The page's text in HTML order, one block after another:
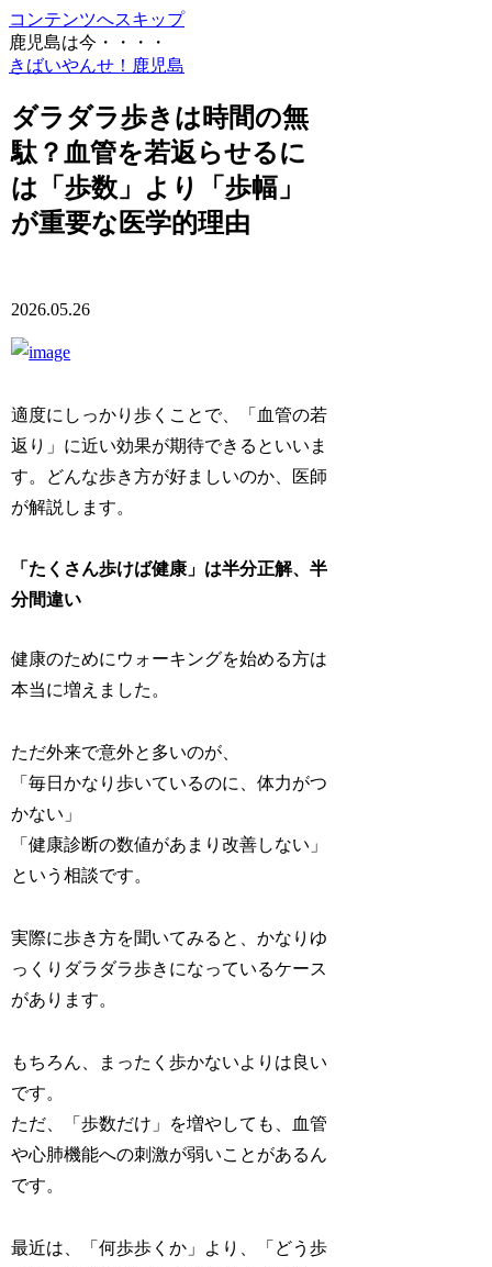
コンテンツへスキップ
鹿児島は今・・・・
きばいやんせ！鹿児島
ダラダラ歩きは時間の無
駄？血管を若返らせるに
は「歩数」より「歩幅」
が重要な医学的理由
2026.05.26
適度にしっかり歩くことで、「血管の若
返り」に近い効果が期待できるといいま
す。どんな歩き方が好ましいのか、医師
が解説します。
「たくさん歩けば健康」は半分正解、半
分間違い
健康のためにウォーキングを始める方は
本当に増えました。
ただ外来で意外と多いのが、
「毎日かなり歩いているのに、体力がつ
かない」
「健康診断の数値があまり改善しない」
という相談です。
実際に歩き方を聞いてみると、かなりゆ
っくりダラダラ歩きになっているケース
があります。
もちろん、まったく歩かないよりは良い
です。
ただ、「歩数だけ」を増やしても、血管
や心肺機能への刺激が弱いことがあるん
です。
最近は、「何歩歩くか」より、「どう歩